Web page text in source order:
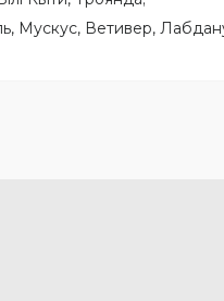
Мускус, Ветивер,